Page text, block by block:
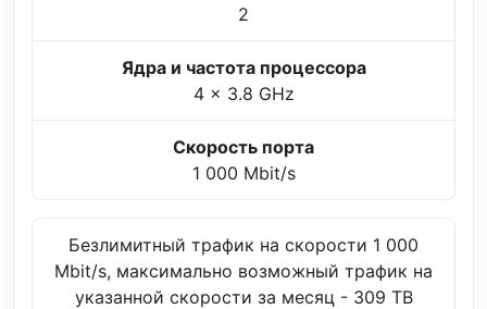
2
Ядра и частота процессора
4 x 3.8 GHz
Скорость порта
1 000 Mbit/s
Безлимитный трафик на скорости 1 000
Mbit/s, максимально возможный трафик на
указанной скорости за месяц - 309 TB